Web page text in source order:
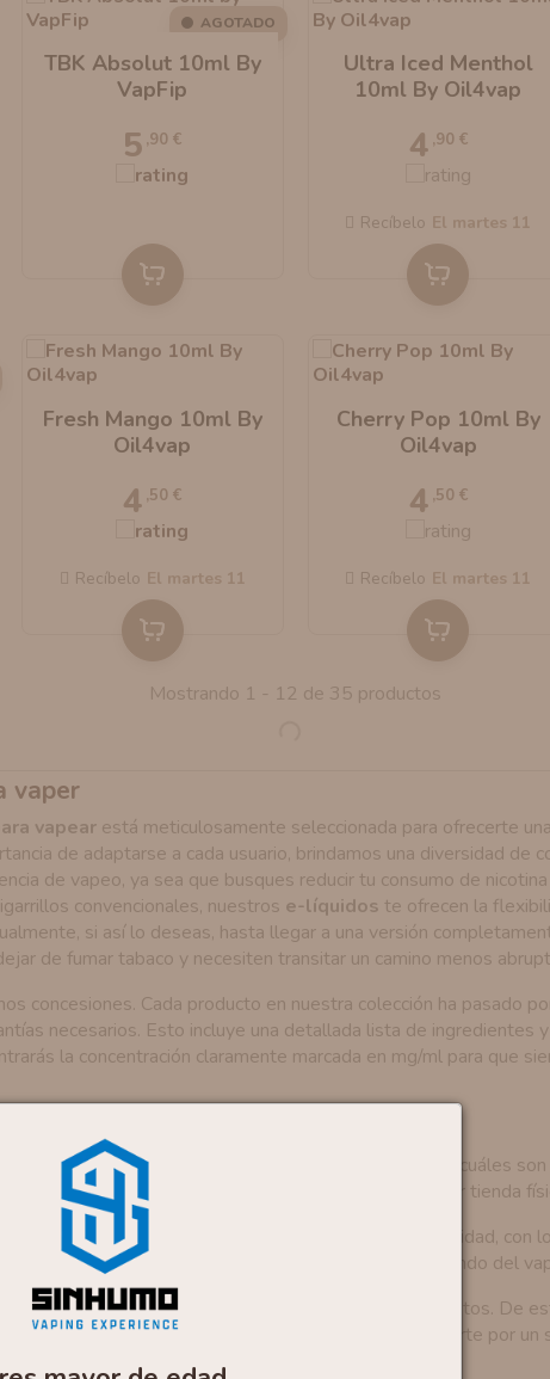
TBK Absolut 10ml By
VapFip
5 ,90 €
AGOTADO
Ultra Iced Menthol
10ml By Oil4vap
4 ,90 €
Recíbelo el martes 11
Fresh Mango 10ml By
Oil4vap
4 ,50 €
Recíbelo el martes 11
Cherry Pop 10ml By
Oil4vap
4 ,50 €
Recíbelo el martes 11
Mostrando 1 - 12 de 35 productos
vaper
vapearestá meticulosamente seleccionada para ofrecerte
de adaptarse a cada usuario, brindamos una diversidad de
de vapeo, ya sea que busques reducir tu consumo de
convencionales, nuestros e-líquidos te ofrecen la
si así lo deseas, hasta llegar a una versión
de fumar tabaco y necesiten transitar un camino menos
concesiones. Cada producto en nuestra colección ha pasado
necesarios. Esto incluye una detallada lista de ingredientes
la concentración claramente marcada en mg/ml para que
de las cosas bien hechas, por eso sabemos elegir bien cuáles
en nuestra tienda de vapeo online como en cualquier tienda
nuestros productos son líquidos para vapear de calidad, con
duda, disfrutarás al 100% de tu experiencia en el mundo del
opciones de sabores y aromas para toda clase de gustos. De
y la de todos tus amigos ¡Se te hará difícil decidirte por un